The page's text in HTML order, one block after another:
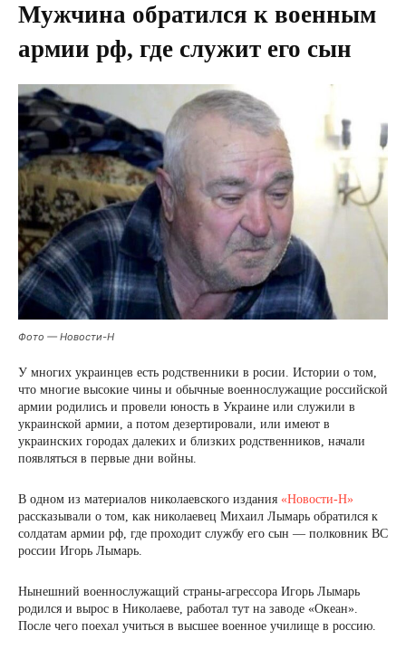
Мужчина обратился к военным
армии рф, где служит его сын
Фото — Новости-Н
У многих украинцев есть родственники в росии. Истории о том,
что многие высокие чины и обычные военнослужащие российской
армии родились и провели юность в Украине или служили в
украинской армии, а потом дезертировали, или имеют в
украинских городах далеких и близких родственников, начали
появляться в первые дни войны.
В одном из материалов николаевского издания «Новости-Н»
рассказывали о том, как николаевец Михаил Лымарь обратился к
солдатам армии рф, где проходит службу его сын — полковник ВС
россии Игорь Лымарь.
Нынешний военнослужащий страны-агрессора Игорь Лымарь
родился и вырос в Николаеве, работал тут на заводе «Океан».
После чего поехал учиться в высшее военное училище в россию.